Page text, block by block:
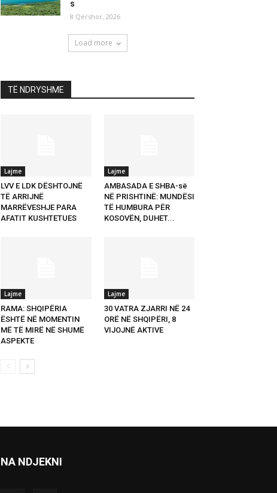
s
8 Qershor, 2026
Load more
TË NDRYSHME
Lajme
LVV E LDK DËSHTOJNË
TË ARRIJNË
MARRËVESHJE PARA
AFATIT KUSHTETUES
Lajme
AMBASADA E SHBA-së
NË PRISHTINË: MUNDËSI
TË HUMBURA PËR
KOSOVËN, DUHET...
Lajme
RAMA: SHQIPËRIA
ËSHTË NË MOMENTIN
MË TË MIRË NË SHUMË
ASPEKTE
Lajme
30 VATRA ZJARRI NË 24
ORË NË SHQIPËRI, 8
VIJOJNË AKTIVE
NA NDJEKNI